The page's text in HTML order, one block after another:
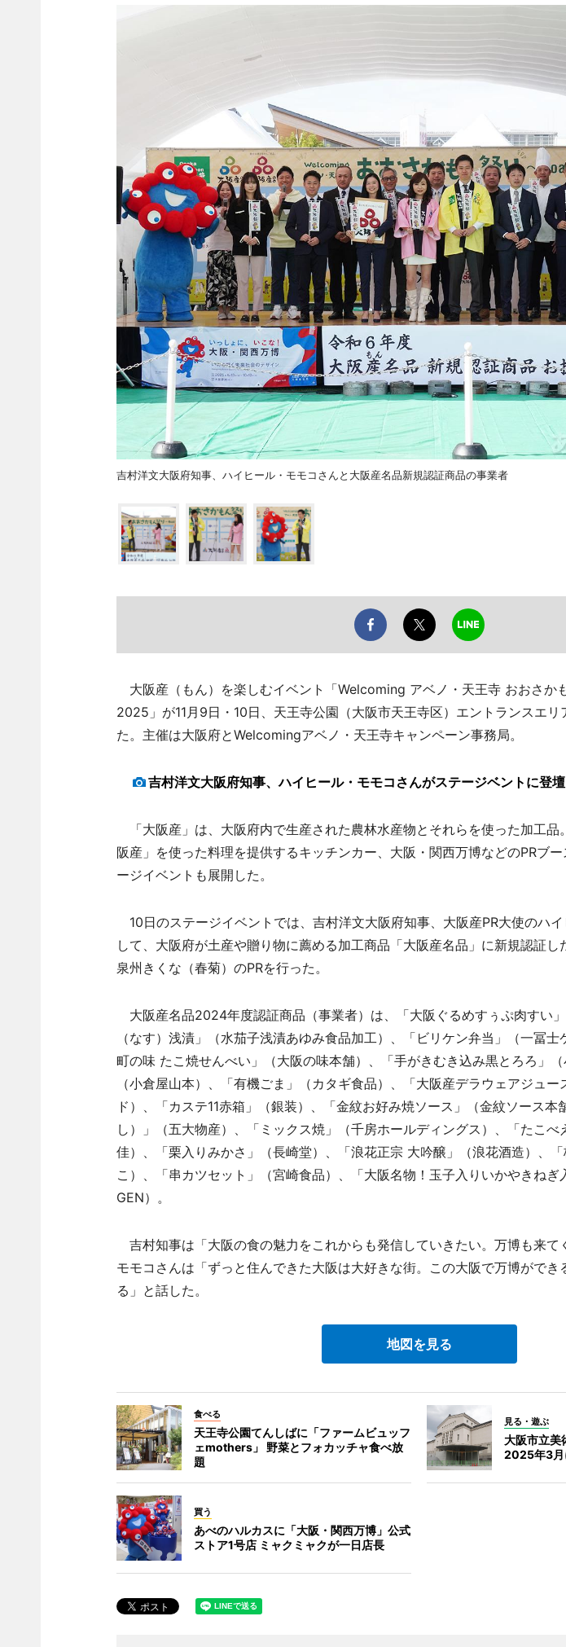
吉村洋文大阪府知事、ハイヒール・モモコさんと大阪産名品新規認証商品の事業者
大阪産（もん）を楽しむイベント「Welcoming アベノ・天王寺 おおさか
2025」が11月9日・10日、天王寺公園（大阪市天王寺区）エントランスエ
た。主催は大阪府とWelcomingアベノ・天王寺キャンペーン事務局。
吉村洋文大阪府知事、ハイヒール・モモコさんがステージベントに登壇
「大阪産」は、大阪府内で生産された農林水産物とそれらを使った加工品
阪産」を使った料理を提供するキッチンカー、大阪・関西万博などのPRブ
ージイベントも展開した。
10日のステージイベントでは、吉村洋文大阪府知事、大阪産PR大使のハ
して、大阪府が土産や贈り物に薦める加工商品「大阪産名品」に新規認証し
泉州きくな（春菊）のPRを行った。
大阪産名品2024年度認証商品（事業者）は、「大阪ぐるめすぅぷ肉すい
（なす）浅漬」（水茄子浅漬あゆみ食品加工）、「ビリケン弁当」（一冨
町の味 たこ焼せんべい」（大阪の味本舗）、「手がきむき込み黒とろろ」（
（小倉屋山本）、「有機ごま」（カタギ食品）、「大阪産デラウェアジュ
ド）、「カステ11赤箱」（銀装）、「金紋お好み焼ソース」（金紋ソース本
し）」（五大物産）、「ミックス焼」（千房ホールディングス）、「たこべ
佳）、「栗入りみかさ」（長崎堂）、「浪花正宗 大吟醸」（浪花酒造）、
こ）、「串カツセット」（宮崎食品）、「大阪名物！玉子入りいかやきねぎ
GEN）。
吉村知事は「大阪の食の魅力をこれからも発信していきたい。万博も来て
モモコさんは「ずっと住んできた大阪は大好きな街。この大阪で万博ができ
る」と話した。
地図を見る
食べる
天王寺公園てんしばに「ファームビュッフ
ェmothers」 野菜とフォカッチャ食べ放
題
見る・遊ぶ
大阪市立美
2025年3月
買う
あべのハルカスに「大阪・関西万博」公式
ストア1号店 ミャクミャクが一日店長